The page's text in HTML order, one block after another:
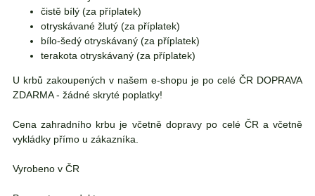
čistě bílý (za příplatek)
otryskávané žlutý (za příplatek)
bílo-šedý otryskávaný (za příplatek)
terakota otryskávaný (za příplatek)
U krbů zakoupených v našem e-shopu je po celé ČR DOPRAVA
ZDARMA - žádné skryté poplatky!
Cena zahradního krbu je včetně dopravy po celé ČR a včetně
vykládky přímo u zákazníka.
Vyrobeno v ČR